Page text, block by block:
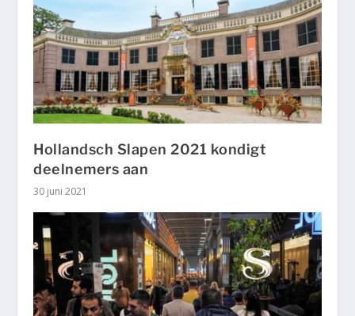
Hollandsch Slapen 2021 kondigt
deelnemers aan
30 juni 2021